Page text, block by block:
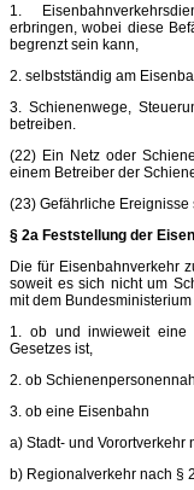
1.
erbringen, wobei diese
begrenzt sein kann,
2. selbstständig am
3. Schienenwege,
betreiben.
(22) Ein Netz oder
einem Betreiber der
(23) Gefährliche
§ 2a Feststellung der
Die für Eisenbahnverkehr
soweit es sich nicht um
mit dem
1. ob und inwieweit eine
Gesetzes ist,
2. ob
3. ob eine Eisenbahn
a) Stadt- und Vorortverkehr
b) Regionalverkehr nach §